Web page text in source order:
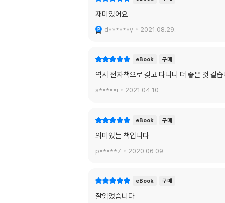
재미있어요
d******y 2021.08.29.
eBook 구매
역시 전자책으로 갖고 다니니 더 좋은 것 같
s*****i 2021.04.10.
eBook 구매
의미있는 책입니다
p*****7 2020.06.09.
eBook 구매
잘읽었습니다